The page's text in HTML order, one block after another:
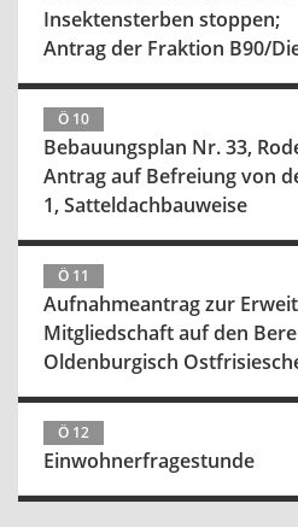
Insektensterben stoppen;
Antrag der Fraktion B90/
Ö 10
Bebauungsplan Nr. 33,
Antrag auf Befreiung von
1, Satteldachbauweise
Ö 11
Aufnahmeantrag zur
Mitgliedschaft auf den
Oldenburgisch
Ö 12
Einwohnerfragestunde